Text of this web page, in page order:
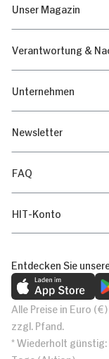
Unser Magazin
Verantwortung &
Unternehmen
Newsletter
FAQ
HIT-Konto
Entdecken Sie
Alle Preise in Euro
zzgl. Pfand.
* Wiederholt